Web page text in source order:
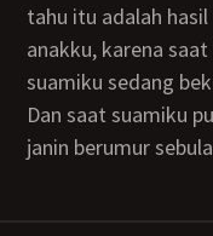
tahu itu adalah
anakku, karena
suamiku sedang
Dan saat suamiku
janin berumur